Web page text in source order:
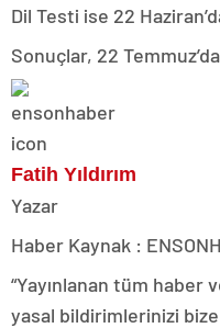
Dil Testi ise 22
Sonuçlar, 22
Fatih Yıldırım
Yazar
Haber Kaynak :
“Yayınlanan tüm haber
yasal bildirimlerinizi